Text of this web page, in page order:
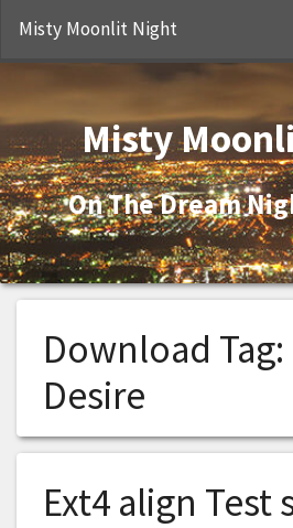
Misty Moonlit Night
Misty
On The Dream
Download Tag:
Desire
Ext4 align Test